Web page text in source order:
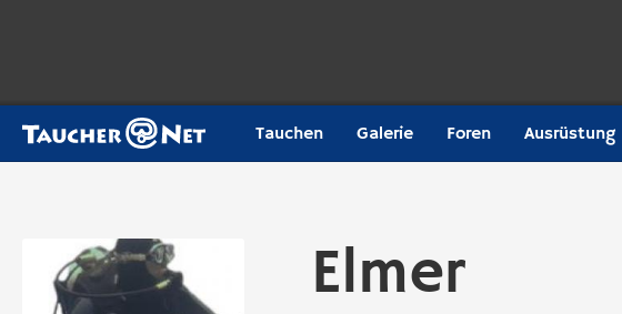
Tauchen Galerie Foren Ausrüstung
Elmer